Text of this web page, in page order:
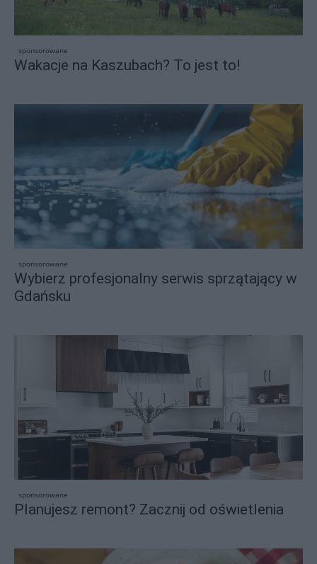
sponsorowane
Wakacje na Kaszubach? To jest to!
sponsorowane
Wybierz profesjonalny serwis sprzątający w
Gdańsku
sponsorowane
Planujesz remont? Zacznij od oświetlenia